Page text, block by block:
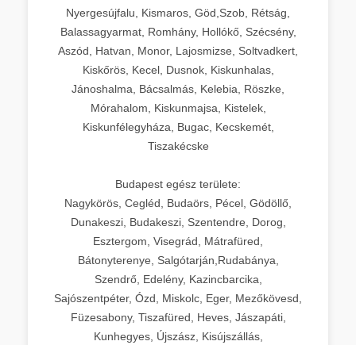
Nyergesújfalu, Kismaros, Göd,Szob, Rétság,
Balassagyarmat, Romhány, Hollókő, Szécsény,
Aszód, Hatvan, Monor, Lajosmizse, Soltvadkert,
Kiskőrös, Kecel, Dusnok, Kiskunhalas,
Jánoshalma, Bácsalmás, Kelebia, Röszke,
Mórahalom, Kiskunmajsa, Kistelek,
Kiskunfélegyháza, Bugac, Kecskemét,
Tiszakécske
Budapest egész területe:
Nagykörös, Cegléd, Budaörs, Pécel, Gödöllő,
Dunakeszi, Budakeszi, Szentendre, Dorog,
Esztergom, Visegrád, Mátrafüred,
Bátonyterenye, Salgótarján,Rudabánya,
Szendrő, Edelény, Kazincbarcika,
Sajószentpéter, Ózd, Miskolc, Eger, Mezőkövesd,
Füzesabony, Tiszafüred, Heves, Jászapáti,
Kunhegyes, Újszász, Kisújszállás,